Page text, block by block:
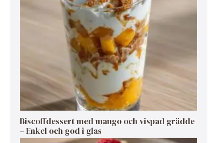
Biscoffdessert med mango och vispad grädde
– Enkel och god i glas